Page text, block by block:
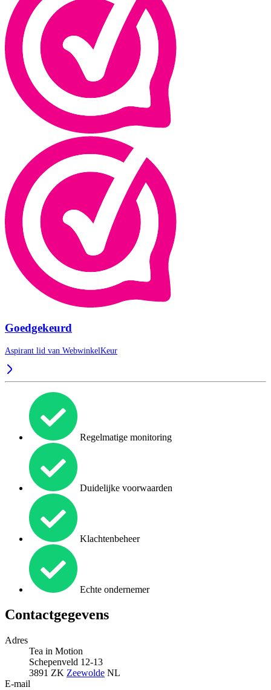
Goedgekeurd
Aspirant lid van WebwinkelKeur
Regelmatige monitoring
Duidelijke voorwaarden
Klachtenbeheer
Echte ondernemer
Contactgegevens
Adres
Tea in Motion
Schepenveld 12-13
3891 ZK Zeewolde NL
E-mail